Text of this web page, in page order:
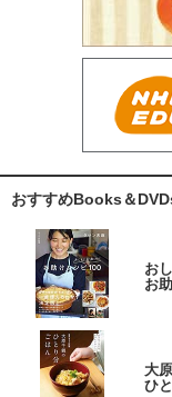
おすすめBooks＆
お
お
大
ひ